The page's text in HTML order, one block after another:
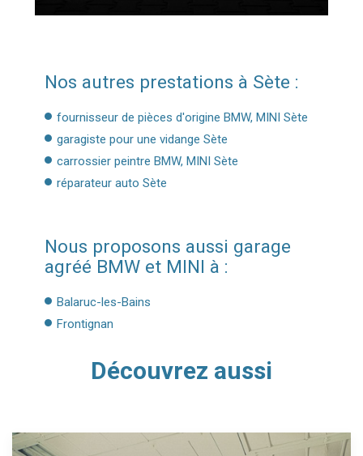
Nos autres prestations à Sète :
fournisseur de pièces d'origine BMW, MINI Sète
garagiste pour une vidange Sète
carrossier peintre BMW, MINI Sète
réparateur auto Sète
Nous proposons aussi garage
agréé BMW et MINI à :
Balaruc-les-Bains
Frontignan
Découvrez aussi